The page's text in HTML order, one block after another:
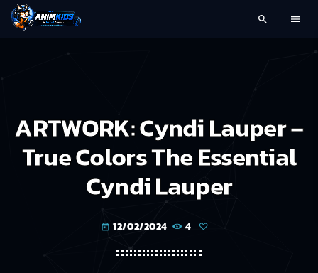
search menu
ARTWORK: Cyndi Lauper –
True Colors The Essential
Cyndi Lauper
today 12/02/2024 4